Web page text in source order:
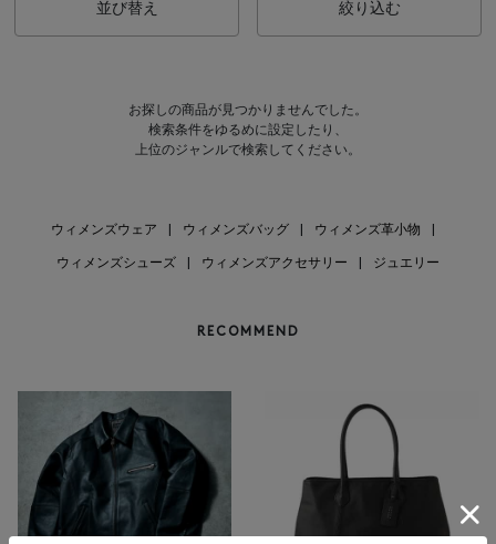
並び替え 絞り込む
お探しの商品が見つかりませんでした。
検索条件をゆるめに設定したり、
上位のジャンルで検索してください。
ウィメンズウェア ウィメンズバッグ ウィメンズ革小物
ウィメンズシューズ ウィメンズアクセサリー ジュエリー
RECOMMEND